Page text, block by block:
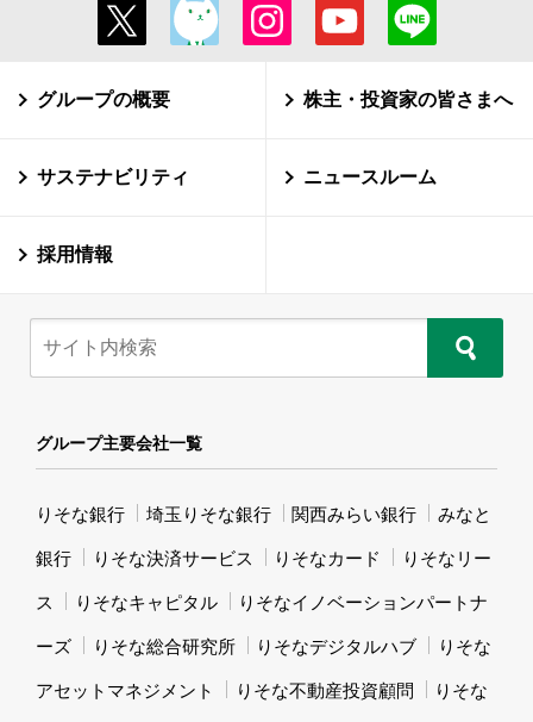
グループの概要 株主・投資家の皆さまへ
サステナビリティ ニュースルーム
採用情報
グループ主要会社一覧
りそな銀行 埼玉りそな銀行 関西みらい銀行 みなと
銀行 りそな決済サービス りそなカード りそなリー
ス りそなキャピタル りそなイノベーションパートナ
ーズ りそな総合研究所 りそなデジタルハブ りそな
アセットマネジメント りそな不動産投資顧問 りそな